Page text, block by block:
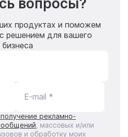
продуктах и поможем
решением для вашего
бизнеса
E-mail *
рекламно-
, массовых и/или
и обработку моих